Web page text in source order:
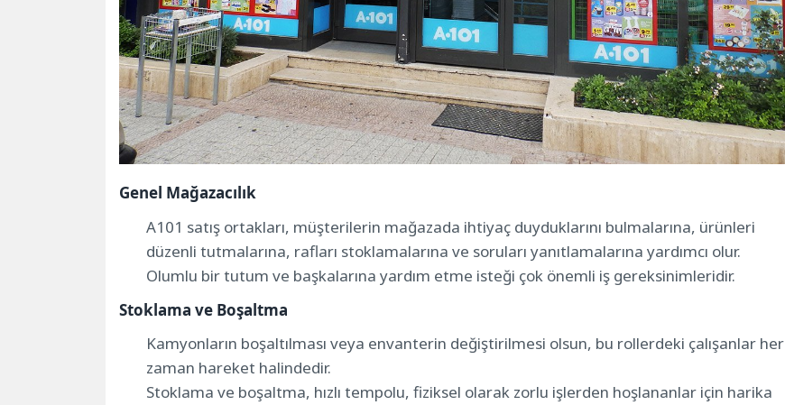
Genel Mağazacılık
A101 satış ortakları, müşterilerin mağazada ihtiyaç duyduklarını bulmalarına, ürünleri
düzenli tutmalarına, rafları stoklamalarına ve soruları yanıtlamalarına yardımcı olur.
Olumlu bir tutum ve başkalarına yardım etme isteği çok önemli iş gereksinimleridir.
Stoklama ve Boşaltma
Kamyonların boşaltılması veya envanterin değiştirilmesi olsun, bu rollerdeki çalışanlar her
zaman hareket halindedir.
Stoklama ve boşaltma, hızlı tempolu, fiziksel olarak zorlu işlerden hoşlananlar için harika